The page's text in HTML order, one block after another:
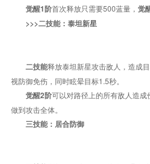
觉醒1阶首次释放只需要500蓝量， 觉
>>>二技能：泰坦新星
二技能释放泰坦新星攻击敌人，造成
视防御免伤，同时眩晕目标1.5秒。
觉醒2阶可以对路径上的所有敌人造成
做到攻击全体。
三技能：居合防御